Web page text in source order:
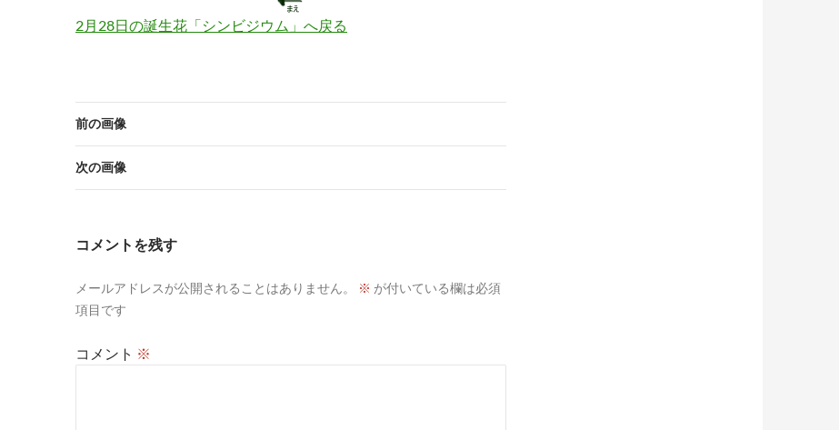
2月28日の誕生花「シンビジウム」へ戻る
前の画像
次の画像
コメントを残す
メールアドレスが公開されることはありません。 ※ が付いている欄は必須
項目です
コメント ※